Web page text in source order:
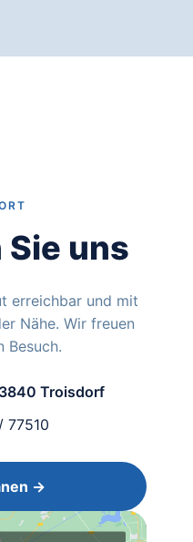
uns
erreichbar und mit
Nähe. Wir freuen
Besuch.
Troisdorf
77510
→